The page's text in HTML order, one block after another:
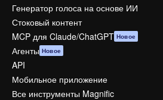
Генератор голоса на основе ИИ
Стоковый контент
MCP для Claude/ChatGPT Новое
Агенты Новое
API
Мобильное приложение
Все инструменты Magnific